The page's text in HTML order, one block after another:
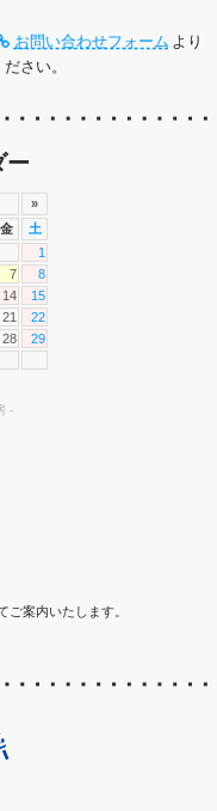
お問い合わせフォーム より
さい。
ー
ご案内いたします。